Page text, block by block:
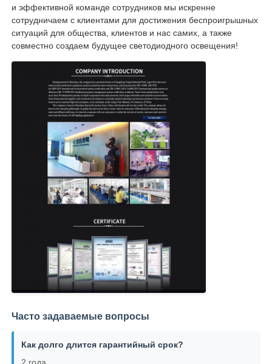
и эффективной команде сотрудников мы искренне
сотрудничаем с клиентами для достижения беспроигрышных
ситуаций для общества, клиентов и нас самих, а также
совместно создаем будущее светодиодного освещения!
Часто задаваемые вопросы
Как долго длится гарантийный срок?